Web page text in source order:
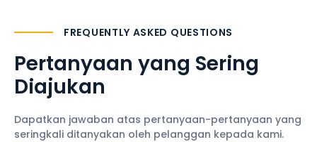
FREQUENTLY ASKED QUESTIONS
Pertanyaan yang Sering
Diajukan
Dapatkan jawaban atas pertanyaan-pertanyaan yang
seringkali ditanyakan oleh pelanggan kepada kami.